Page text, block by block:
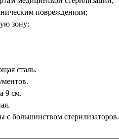
повреждениям;
зону;
сталь.
9 см.
с большинством стерилизаторов.